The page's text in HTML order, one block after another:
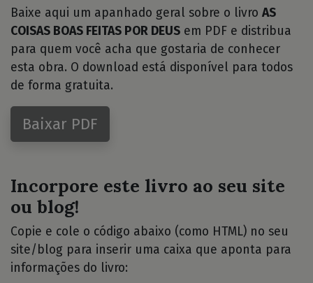
Baixe aqui um apanhado geral sobre o livro AS
COISAS BOAS FEITAS POR DEUS em PDF e distribua
para quem você acha que gostaria de conhecer
esta obra. O download está disponível para todos
de forma gratuita.
Baixar PDF
Incorpore este livro ao seu site
ou blog!
Copie e cole o código abaixo (como HTML) no seu
site/blog para inserir uma caixa que aponta para
informações do livro: